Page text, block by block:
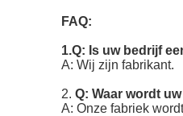
FAQ:
1.Q: Is uw bedrijf
A: Wij zijn fabrikant.
2. Q: Waar wordt
A: Onze fabriek